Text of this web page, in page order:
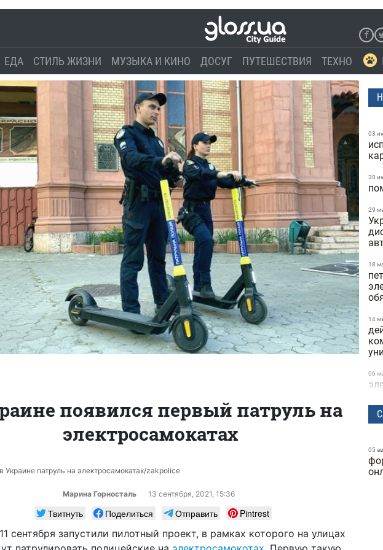
ЕДА СТИЛЬ ЖИЗНИ МУЗЫКА И КИНО ДОСУГ ПУТЕШЕСТВИЯ ТЕХНО
появился первый патруль на
электросамокатах
Украине патруль на электросамокатах/zakpolice
Марина Горносталь 13 сентября, 2021, 15:36
Твитнуть Поделиться Отправить
Pintrest
сентября запустили пилотный проект, в рамках которого на улицах
03
30
29
18
14
06
21
25
05